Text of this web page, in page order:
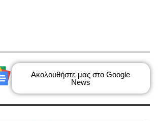
Ακολουθήστε μας στο Google
News